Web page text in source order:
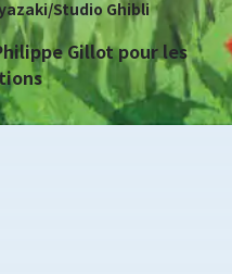
Studio Ghibli
Gillot pour les